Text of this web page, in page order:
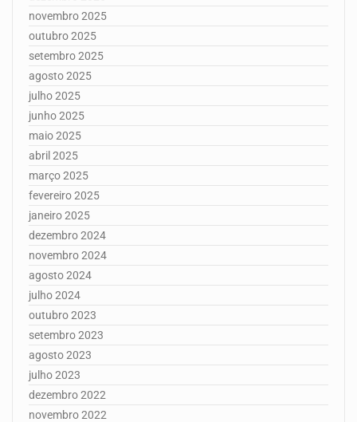
novembro 2025
outubro 2025
setembro 2025
agosto 2025
julho 2025
junho 2025
maio 2025
abril 2025
março 2025
fevereiro 2025
janeiro 2025
dezembro 2024
novembro 2024
agosto 2024
julho 2024
outubro 2023
setembro 2023
agosto 2023
julho 2023
dezembro 2022
novembro 2022